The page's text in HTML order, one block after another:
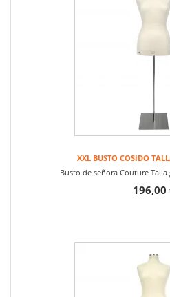
XXL BUSTO COSIDO
Busto de señora Couture
196,00